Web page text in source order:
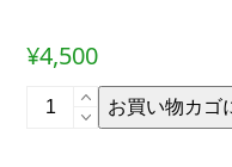
¥4,500
お買い物カゴ